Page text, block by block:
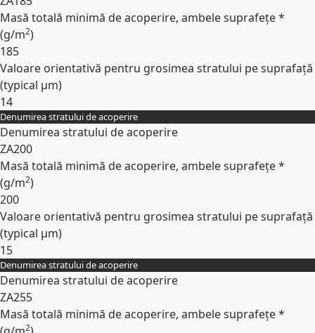
Masă totală minimă de acoperire, ambele suprafețe *
(g/m2)
185
Valoare orientativă pentru grosimea stratului pe suprafață
(typical µm)
14
Expand
Denumirea stratului de acoperire
Denumirea stratului de acoperire
ZA200
Masă totală minimă de acoperire, ambele suprafețe *
(g/m2)
200
Valoare orientativă pentru grosimea stratului pe suprafață
(typical µm)
15
Expand
Denumirea stratului de acoperire
Denumirea stratului de acoperire
ZA255
Masă totală minimă de acoperire, ambele suprafețe *
2